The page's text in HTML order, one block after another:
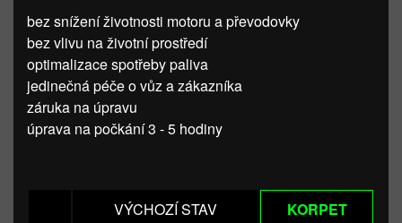
bez snížení životnosti motoru a převodovky
bez vlivu na životní prostředí
optimalizace spotřeby paliva
jedinečná péče o vůz a zákazníka
záruka na úpravu
úprava na počkání 3 - 5 hodiny
VÝCHOZÍ STAV KORPET